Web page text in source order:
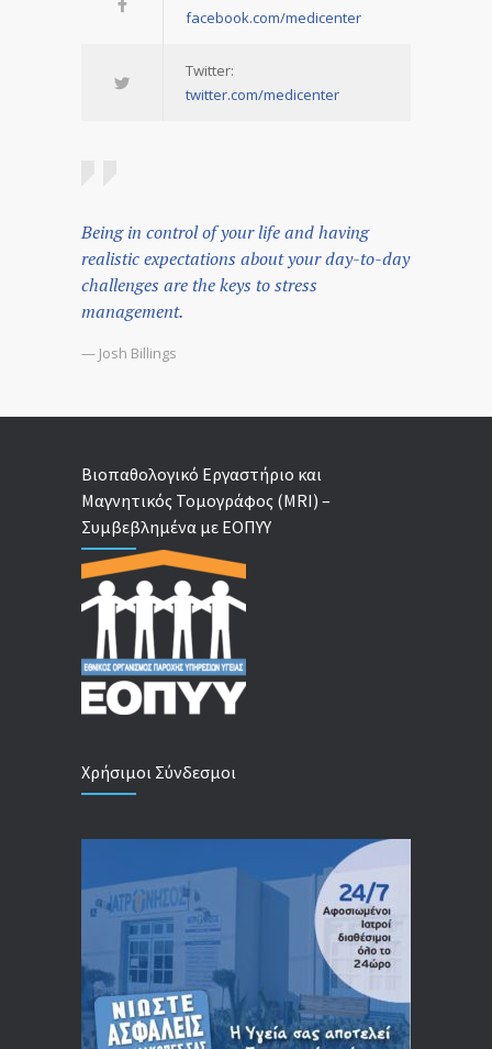
facebook.com/medicenter
Twitter:
twitter.com/medicenter
Being in control of your life and having
realistic expectations about your day-to-day
challenges are the keys to stress
management.
— Josh Billings
Βιοπαθολογικό Εργαστήριο και
Μαγνητικός Τομογράφος (MRI) –
Συμβεβλημένα με ΕΟΠΥΥ
Χρήσιμοι Σύνδεσμοι